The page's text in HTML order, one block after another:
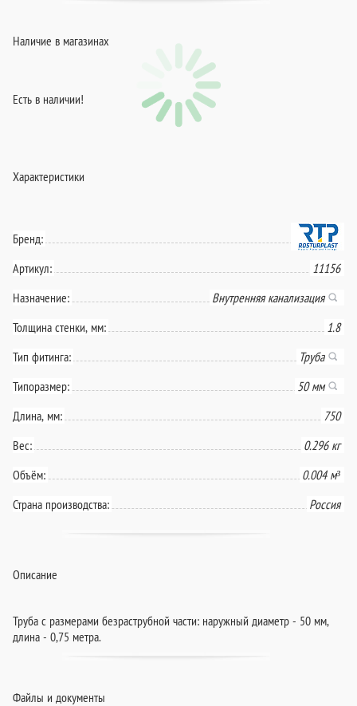
Наличие в магазинах
Есть в наличии!
Характеристики
Бренд:
Артикул:
11156
Назначение:
Внутренняя канализация
Толщина стенки, мм:
1.8
Тип фитинга:
Труба
Типоразмер:
50 мм
Длина, мм:
750
Вес:
0.296 кг
Объём:
0.004 м³
Страна производства:
Россия
Описание
Труба с размерами безраструбной части: наружный диаметр - 50 мм,
длина - 0,75 метра.
Файлы и документы